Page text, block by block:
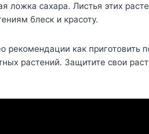
ложка сахара. Листья этих
блеск и красоту.
рекомендации как приготовить
растений. Защитите свои